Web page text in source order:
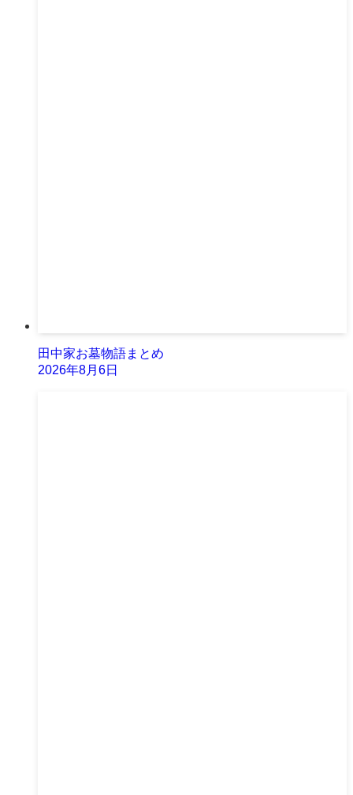
田中家お墓物語まとめ
2026年8月6日